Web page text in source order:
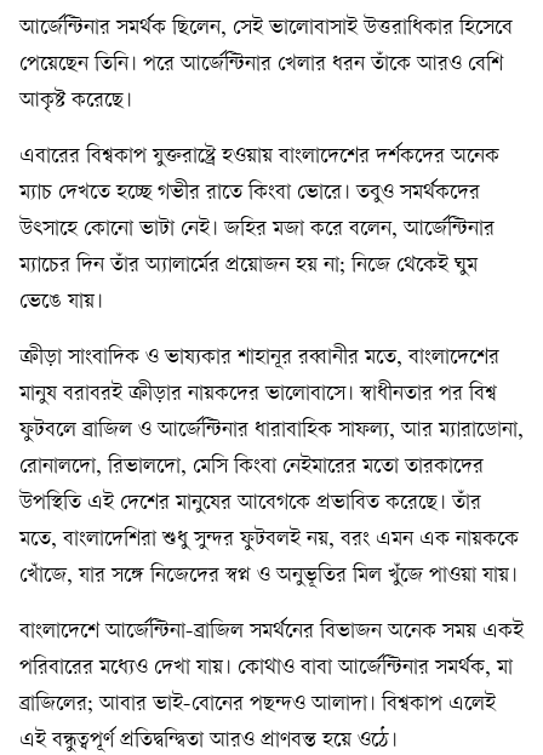
আর্জেন্টিনার সমর্থক ছিলেন, সেই ভালোবাসাই উত্তরাধিকার হিসেবে
পেয়েছেন তিনি। পরে আর্জেন্টিনার খেলার ধরন তাঁকে আরও বেশি
আকৃষ্ট করেছে।
এবারের বিশ্বকাপ যুক্তরাষ্ট্রে হওয়ায় বাংলাদেশের দর্শকদের অনেক
ম্যাচ দেখতে হচ্ছে গভীর রাতে কিংবা ভোরে। তবুও সমর্থকদের
উৎসাহে কোনো ভাটা নেই। জহির মজা করে বলেন, আর্জেন্টিনার
ম্যাচের দিন তাঁর অ্যালার্মের প্রয়োজন হয় না; নিজে থেকেই ঘুম
ভেঙে যায়।
ক্রীড়া সাংবাদিক ও ভাষ্যকার শাহানূর রব্বানীর মতে, বাংলাদেশের
মানুষ বরাবরই ক্রীড়ার নায়কদের ভালোবাসে। স্বাধীনতার পর বিশ্ব
ফুটবলে ব্রাজিল ও আর্জেন্টিনার ধারাবাহিক সাফল্য, আর ম্যারাডোনা,
রোনালদো, রিভালদো, মেসি কিংবা নেইমারের মতো তারকাদের
উপস্থিতি এই দেশের মানুষের আবেগকে প্রভাবিত করেছে। তাঁর
মতে, বাংলাদেশিরা শুধু সুন্দর ফুটবলই নয়, বরং এমন এক নায়ককে
খোঁজে, যার সঙ্গে নিজেদের স্বপ্ন ও অনুভূতির মিল খুঁজে পাওয়া যায়।
বাংলাদেশে আর্জেন্টিনা-ব্রাজিল সমর্থনের বিভাজন অনেক সময় একই
পরিবারের মধ্যেও দেখা যায়। কোথাও বাবা আর্জেন্টিনার সমর্থক, মা
ব্রাজিলের; আবার ভাই-বোনের পছন্দও আলাদা। বিশ্বকাপ এলেই
এই বন্ধুত্বপূর্ণ প্রতিদ্বন্দ্বিতা আরও প্রাণবন্ত হয়ে ওঠে।